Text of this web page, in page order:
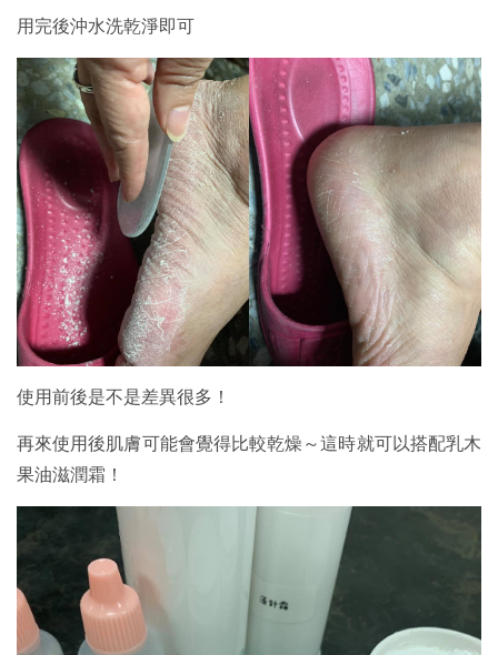
用完後沖水洗乾淨即可
使用前後是不是差異很多！
再來使用後肌膚可能會覺得比較乾燥～這時就可以搭配乳木
果油滋潤霜！